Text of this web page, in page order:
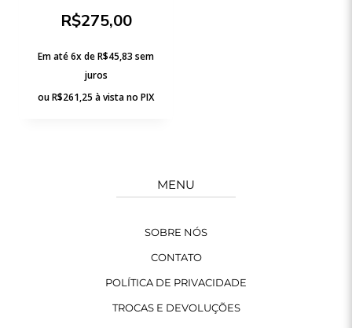
R$275,00
Em até 6x deR$45,83 sem
juros
ouR$261,25 à vista no PIX
MENU
SOBRE NÓS
CONTATO
POLÍTICA DE PRIVACIDADE
TROCAS E DEVOLUÇÕES